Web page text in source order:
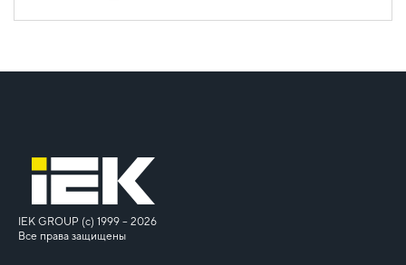
IEK GROUP (c) 1999 – 2026
Все права защищены